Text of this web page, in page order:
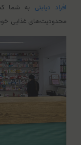
افراد دیابتی به شما
محدودیت‌های غذایی